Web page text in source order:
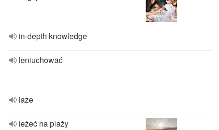
in-depth knowledge
leniuchować
laze
leżeć na plaży